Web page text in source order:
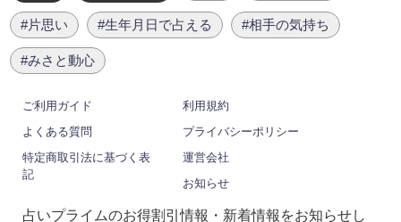
#片思い #生年月日で占える #相手の気持ち
#みさと動心
ご利用ガイド
利用規約
よくある質問
プライバシーポリシー
特定商取引法に基づく表
記
運営会社
お知らせ
占いプライムのお得割引情報・新着情報をお知らせし